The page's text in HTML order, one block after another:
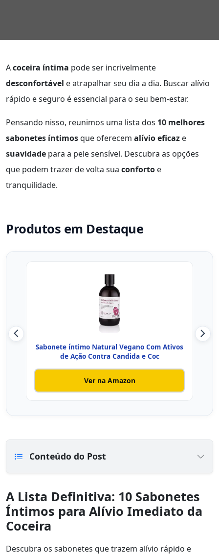
Acoceira íntima pode ser incrivelmente
desconfortável e atrapalhar seu dia a dia. Buscar alívio
rápido e seguro é essencial para o seu bem-estar.
Pensando nisso, reunimos uma lista dos 10 melhores
sabonetes íntimosque oferecem alívio eficaz e
suavidade para a pele sensível. Descubra as opções
que podem trazer de volta sua conforto e
tranquilidade.
Produtos em Destaque
Sabonete íntimo Natural Vegano Com Ativos
de Ação Contra Candida e Coc
Ver na Amazon
Conteúdo do Post
A Lista Definitiva: 10 Sabonetes
Íntimos para Alívio Imediato da
Coceira
Descubra os sabonetes que trazem alívio rápido e